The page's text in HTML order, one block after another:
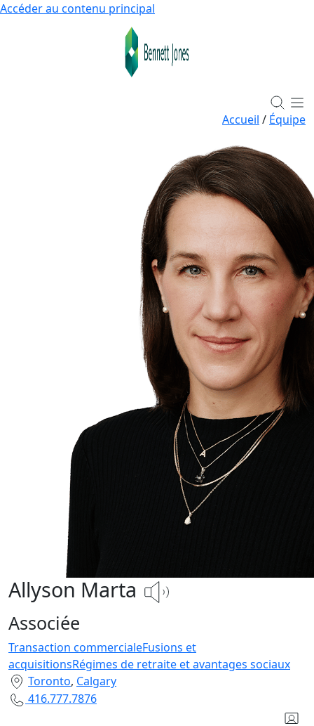
Accéder au contenu principal
Allyson Marta
Associée
Transaction commercialeFusions et
acquisitionsRégimes de retraite et avantages sociaux
Toronto, Calgary
416.777.7876
Accueil / Équipe